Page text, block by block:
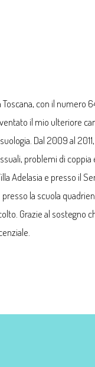
con il numero
il mio ulteriore
Dal 2009 al
problemi di
Adelasia e presso il
la scuola
Grazie al sostegno